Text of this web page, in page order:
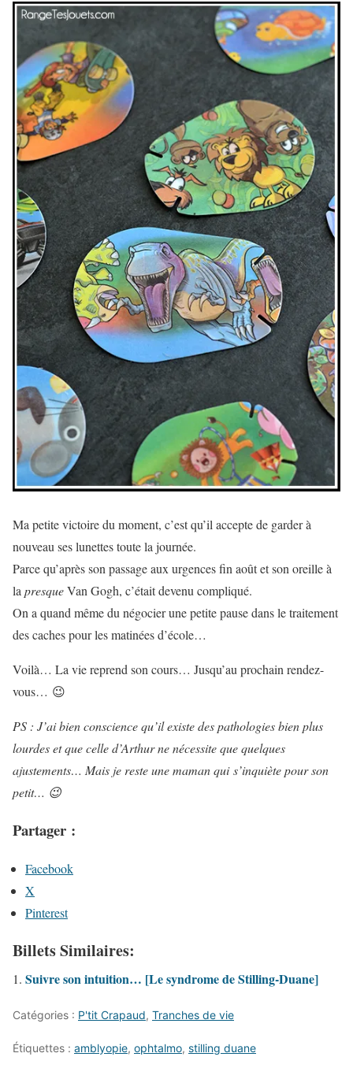
Ma petite victoire du moment, c’est qu’il accepte de garder à
nouveau ses lunettes toute la journée.
Parce qu’après son passage aux urgences fin août et son oreille à
la presqueVan Gogh, c’était devenu compliqué.
On a quand même du négocier une petite pause dans le traitement
des caches pour les matinées d’école…
Voilà… La vie reprend son cours… Jusqu’au prochain rendez-
vous… 😉
PS : J’ai bien conscience qu’il existe des pathologies bien plus
lourdes et que celle d’Arthur ne nécessite que quelques
ajustements… Mais je reste une maman quis’inquiète pour son
petit… 😉
Partager :
Facebook
X
Pinterest
Billets Similaires:
Suivre son intuition… [Le syndrome de Stilling-Duane]
Catégories : P'tit Crapaud, Tranches de vie
Étiquettes : amblyopie, ophtalmo, stilling duane